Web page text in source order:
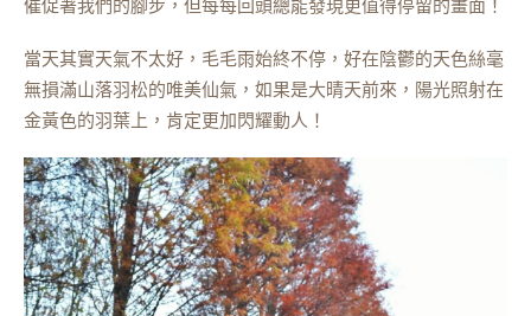
催促著我們的腳步，但每每回頭總能發現更值得停留的畫面！
當天其實天氣不太好，毛毛雨始終不停，好在陰鬱的天色絲毫
無損滿山落羽松的唯美仙氣，如果是大晴天前來，陽光照射在
金黃色的羽葉上，肯定更加閃耀動人！